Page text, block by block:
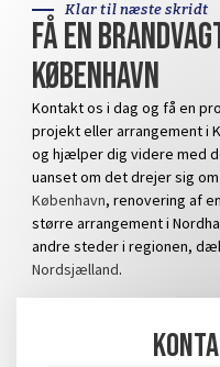
Klar til næste skridt
Få en
København
Kontakt os i dag og få en
projekt eller arrangement i
og hjælper dig videre med
uanset om det drejer sig
København, renovering af
større arrangement i
andre steder i regionen,
Nordsjælland.